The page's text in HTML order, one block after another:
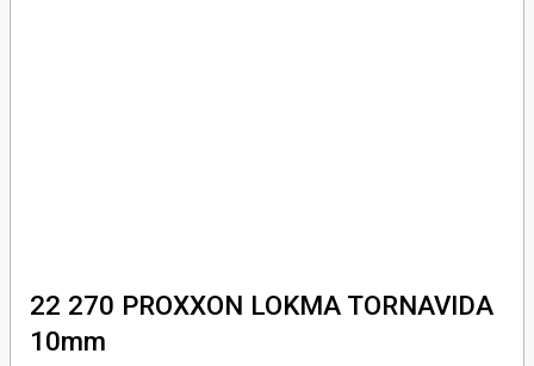
22 270 PROXXON LOKMA TORNAVIDA
10mm